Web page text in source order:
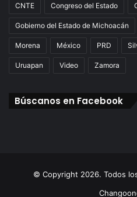
CNTE Congreso del Estado
Gobierno del Estado de Michoacán
Morena México PRD
Uruapan Video Zamora
Búscanos en Facebook
© Copyright 2026. Todos